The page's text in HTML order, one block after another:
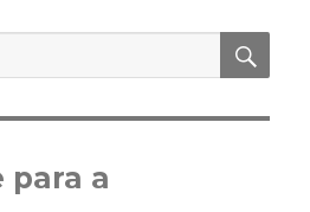
para a